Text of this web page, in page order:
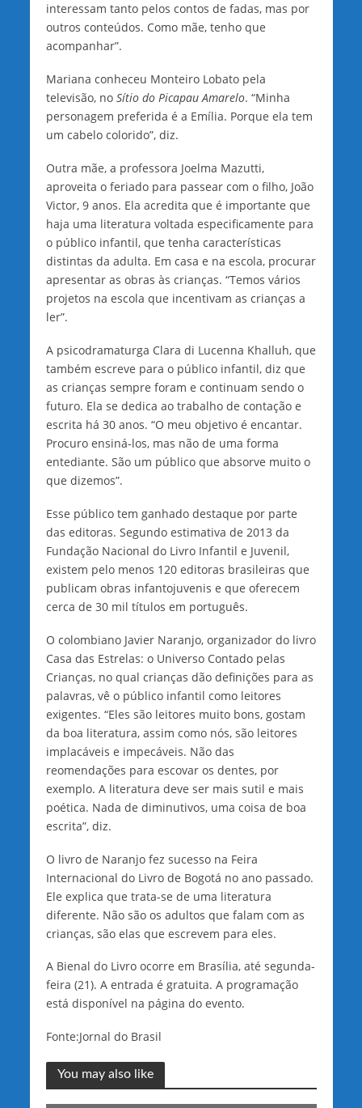
interessam tanto pelos contos de fadas, mas por
outros conteúdos. Como mãe, tenho que
acompanhar”.
Mariana conheceu Monteiro Lobato pela
televisão, no Sítio do Picapau Amarelo. “Minha
personagem preferida é a Emília. Porque ela tem
um cabelo colorido”, diz.
Outra mãe, a professora Joelma Mazutti,
aproveita o feriado para passear com o filho, João
Victor, 9 anos. Ela acredita que é importante que
haja uma literatura voltada especificamente para
o público infantil, que tenha características
distintas da adulta. Em casa e na escola, procurar
apresentar as obras às crianças. “Temos vários
projetos na escola que incentivam as crianças a
ler”.
A psicodramaturga Clara di Lucenna Khalluh, que
também escreve para o público infantil, diz que
as crianças sempre foram e continuam sendo o
futuro. Ela se dedica ao trabalho de contação e
escrita há 30 anos. “O meu objetivo é encantar.
Procuro ensiná-los, mas não de uma forma
entediante. São um público que absorve muito o
que dizemos”.
Esse público tem ganhado destaque por parte
das editoras. Segundo estimativa de 2013 da
Fundação Nacional do Livro Infantil e Juvenil,
existem pelo menos 120 editoras brasileiras que
publicam obras infantojuvenis e que oferecem
cerca de 30 mil títulos em português.
O colombiano Javier Naranjo, organizador do livro
Casa das Estrelas: o Universo Contado pelas
Crianças, no qual crianças dão definições para as
palavras, vê o público infantil como leitores
exigentes. “Eles são leitores muito bons, gostam
da boa literatura, assim como nós, são leitores
implacáveis e impecáveis. Não das
reomendações para escovar os dentes, por
exemplo. A literatura deve ser mais sutil e mais
poética. Nada de diminutivos, uma coisa de boa
escrita”, diz.
O livro de Naranjo fez sucesso na Feira
Internacional do Livro de Bogotá no ano passado.
Ele explica que trata-se de uma literatura
diferente. Não são os adultos que falam com as
crianças, são elas que escrevem para eles.
A Bienal do Livro ocorre em Brasília, até segunda-
feira (21). A entrada é gratuita. A programação
está disponível na página do evento.
Fonte:Jornal do Brasil
You may also like